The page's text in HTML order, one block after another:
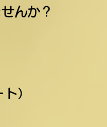
んか？
）